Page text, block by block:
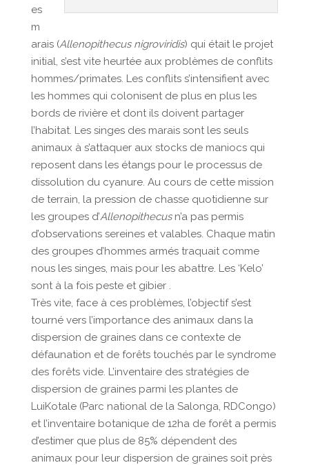
es
m
arais (Allenopithecus nigroviridis) qui était le projet
initial, s’est vite heurtée aux problèmes de conflits
hommes/primates. Les conflits s’intensifient avec
les hommes qui colonisent de plus en plus les
bords de rivière et dont ils doivent partager
l’habitat. Les singes des marais sont les seuls
animaux à s’attaquer aux stocks de maniocs qui
reposent dans les étangs pour le processus de
dissolution du cyanure. Au cours de cette mission
de terrain, la pression de chasse quotidienne sur
les groupes d’Allenopithecusn’a pas permis
d’observations sereines et valables. Chaque matin
des groupes d’hommes armés traquait comme
nous les singes, mais pour les abattre. Les ‘Kelo’
sont à la fois peste et gibier .
Très vite, face à ces problèmes, l’objectif s’est
tourné vers l’importance des animaux dans la
dispersion de graines dans ce contexte de
défaunation et de forêts touchés par le syndrome
des forêts vide. L’inventaire des stratégies de
dispersion de graines parmi les plantes de
LuiKotale (Parc national de la Salonga, RDCongo)
et l’inventaire botanique de 12ha de forêt a permis
d’estimer que plus de 85% dépendent des
animaux pour leur dispersion de graines soit près